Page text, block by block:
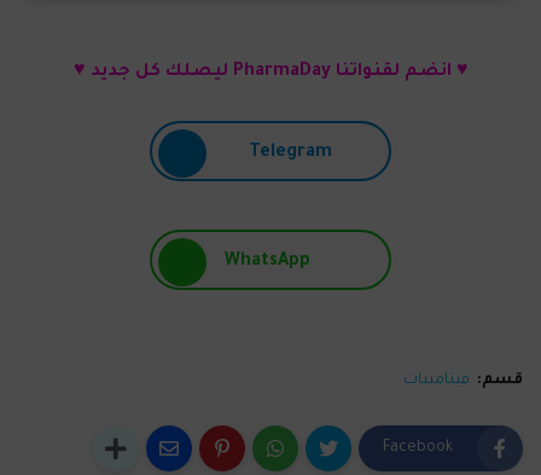
♥ انضم لقنواتنا PharmaDay ليصلك كل جديد ♥
Telegram
WhatsApp
قسم: فيتامينات
Facebook